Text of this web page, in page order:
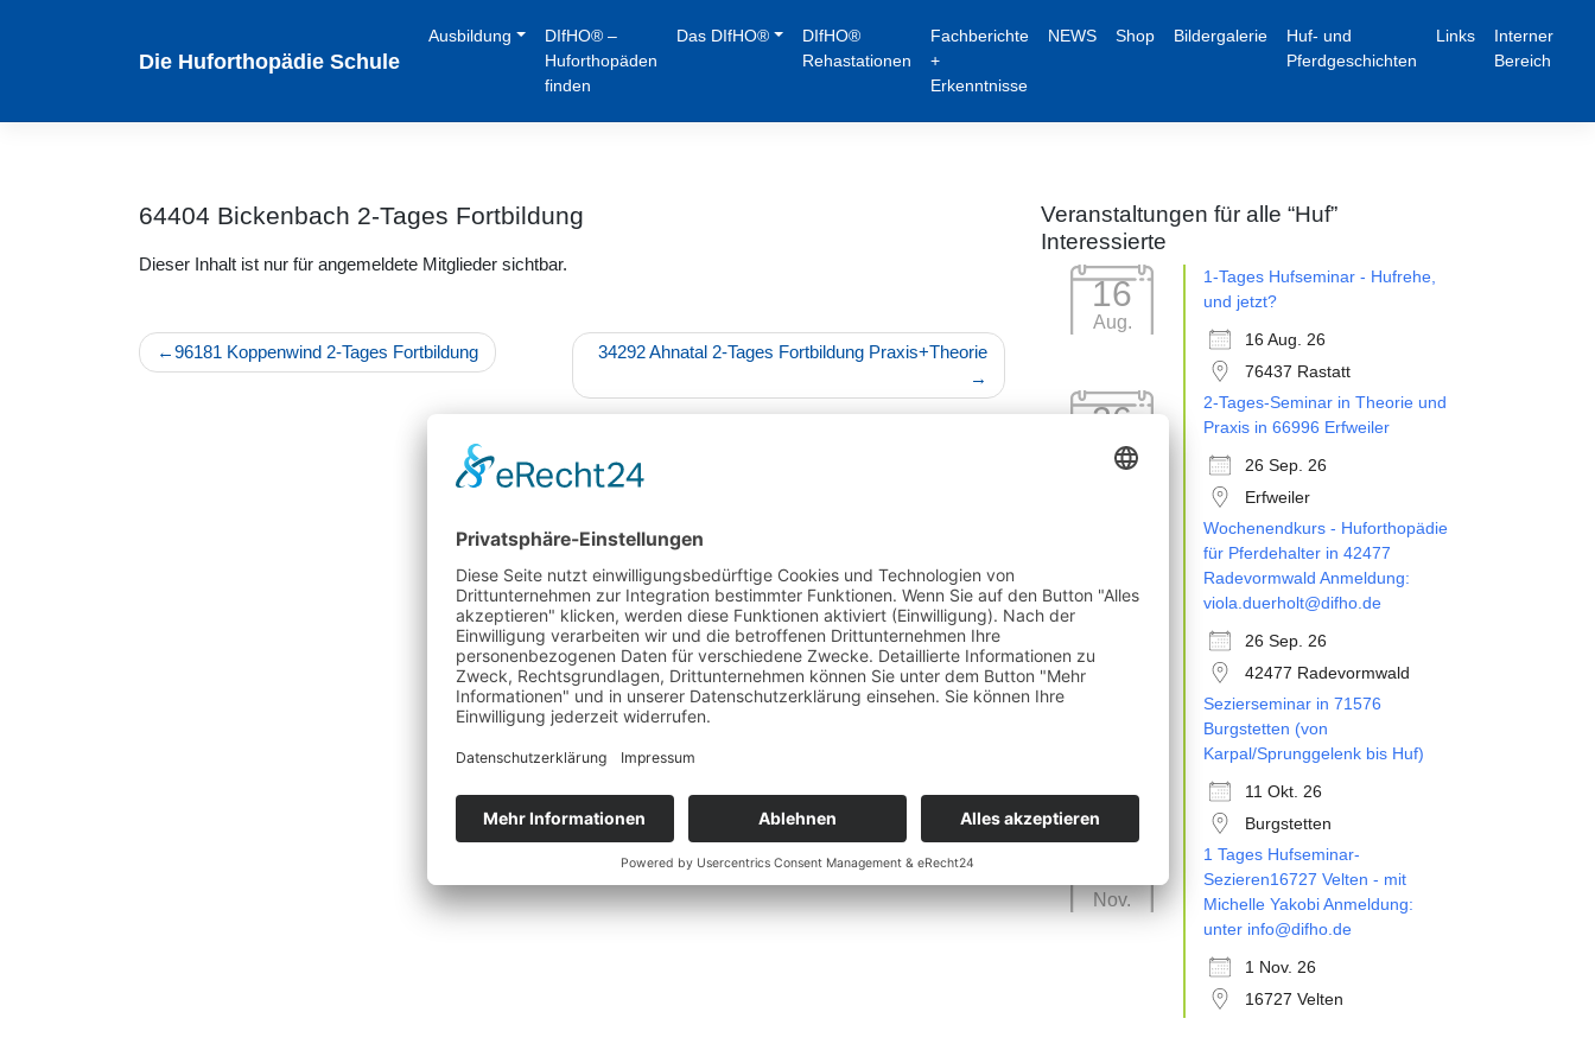
Die Huforthopädie Schule
Ausbildung
DIfHO® –
Huforthopäden
finden
Das DIfHO®
DIfHO®
Rehastationen
Fachberichte
+
Erkenntnisse
NEWS Shop Bildergalerie
Huf- und
Pferdgeschichten
Links
Interner
Bereich
64404 Bickenbach 2-Tages Fortbildung
Dieser Inhalt ist nur für angemeldete Mitglieder sichtbar.
Beitragsnavigation
96181 Koppenwind 2-Tages Fortbildung 34292 Ahnatal 2-Tages Fortbildung Praxis+Theorie
Veranstaltungen für alle “Huf”
Interessierte
16
Aug.
1-Tages Hufseminar - Hufrehe,
und jetzt?
16 Aug. 26
76437 Rastatt
26
Sep.
2-Tages-Seminar in Theorie und
Praxis in 66996 Erfweiler
26 Sep. 26
Erfweiler
Wochenendkurs - Huforthopädie
für Pferdehalter in 42477
Radevormwald Anmeldung:
viola.duerholt@difho.de
26 Sep. 26
42477 Radevormwald
Sezierseminar in 71576
Burgstetten (von
Karpal/Sprunggelenk bis Huf)
11 Okt. 26
Burgstetten
Nov.
1 Tages Hufseminar-
Sezieren16727 Velten - mit
Michelle Yakobi Anmeldung:
unter info@difho.de
1 Nov. 26
16727 Velten